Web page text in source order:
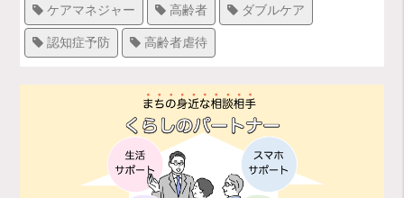
ケアマネジャー 高齢者 ダブルケア
認知症予防 高齢者虐待